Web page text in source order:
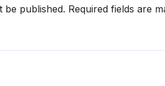
be published. Required fields are